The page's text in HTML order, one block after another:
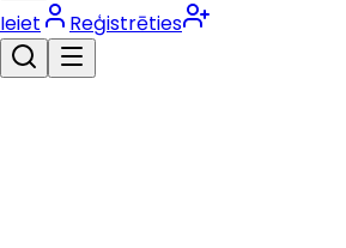
Ieiet Reģistrēties